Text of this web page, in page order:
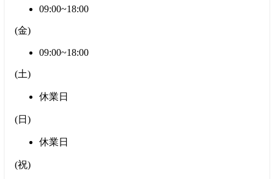
09:00~18:00
(金)
09:00~18:00
(土)
休業日
(日 )
休業日
(祝)